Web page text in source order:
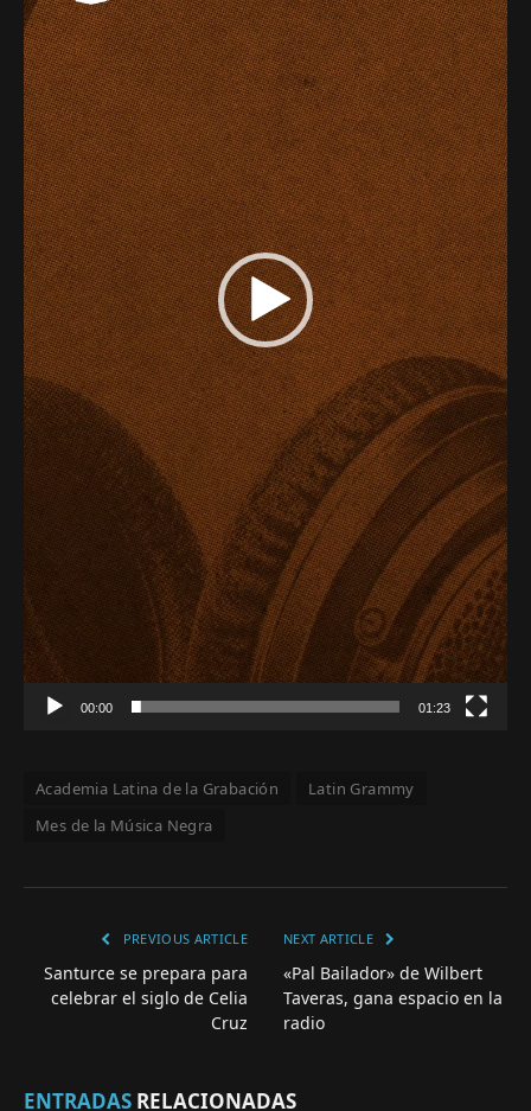
00:00 01:23
Academia Latina de la Grabación
Latin Grammy
Mes de la Música Negra
PREVIOUS ARTICLE
Santurce se prepara para
celebrar el siglo de Celia
Cruz
NEXT ARTICLE
«Pal Bailador» de Wilbert
Taveras, gana espacio en la
radio
ENTRADAS RELACIONADAS